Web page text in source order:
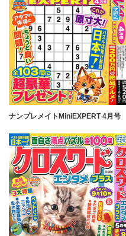
ナンプレメイトMiniEXPERT 4月号